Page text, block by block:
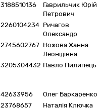
3188510136
Гаврильчик Юрій
Петрович
2260104234 Ричагов
Олександр
2745602767 Ножова Жанна
Леонідівна
3205304432 Павло Пилипець
42633956
Олег Баркаренко
23768657 Наталія Ключка